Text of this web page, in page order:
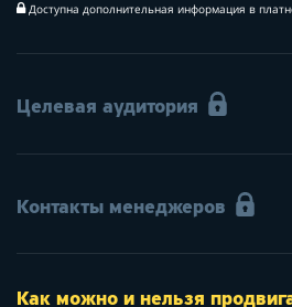
Доступна дополнительная информация в
Целевая аудитория
Контакты менеджеров
Как можно и нельзя